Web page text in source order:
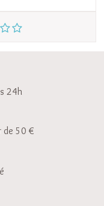
24h
de 50 €